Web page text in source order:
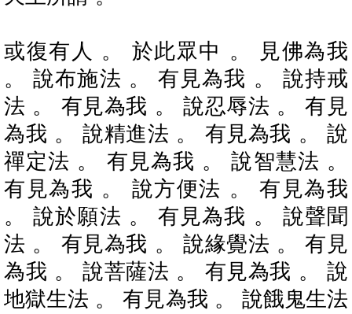
或復有人 。 於此眾中 。 見佛為我
。 說布施法 。 有見為我 。 說持戒
法 。 有見為我 。 說忍辱法 。 有見
為我 。 說精進法 。 有見為我 。 說
禪定法 。 有見為我 。 說智慧法 。
有見為我 。 說方便法 。 有見為我
。 說於願法 。 有見為我 。 說聲聞
法 。 有見為我 。 說緣覺法 。 有見
為我 。 說菩薩法 。 有見為我 。 說
地獄生法 。 有見為我 。 說餓鬼生法